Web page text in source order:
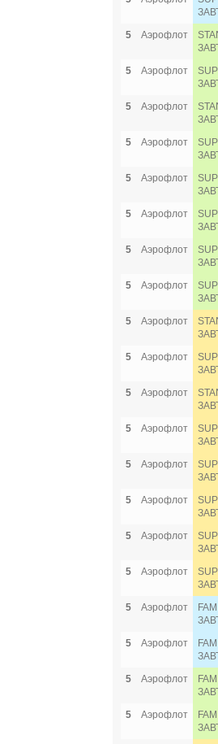
5
Аэрофлот
5
Аэрофлот
5
Аэрофлот
5
Аэрофлот
5
Аэрофлот
5
Аэрофлот
5
Аэрофлот
5
Аэрофлот
5
Аэрофлот
5
Аэрофлот
5
Аэрофлот
5
Аэрофлот
5
Аэрофлот
5
Аэрофлот
5
Аэрофлот
5
Аэрофлот
5
Аэрофлот
5
Аэрофлот
5
Аэрофлот
5
Аэрофлот